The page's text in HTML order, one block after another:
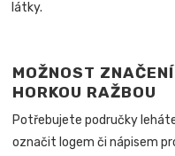
látky.
MOŽNOST ZNAČENÍ
HORKOU RAŽBOU
Potřebujete područky
označit logem či nápisem